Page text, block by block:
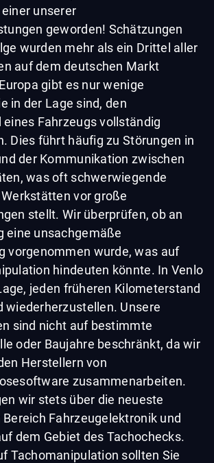
unserer
geworden! Schätzungen
wurden mehr als ein Drittel aller
auf dem deutschen Markt
gibt es nur wenige
in der Lage sind, den
Fahrzeugs vollständig
Dies führt häufig zu Störungen in
der Kommunikation zwischen
was oft schwerwiegende
vor große
stellt. Wir überprüfen, ob an
eine unsachgemäße
vorgenommen wurde, was auf
hindeuten könnte. In Venlo
jeden früheren Kilometerstand
wiederherzustellen. Unsere
sind nicht auf bestimmte
oder Baujahre beschränkt, da wir
Herstellern von
zusammenarbeiten.
wir stets über die neueste
Fahrzeugelektronik und
dem Gebiet des Tachochecks.
Tachomanipulation sollten Sie